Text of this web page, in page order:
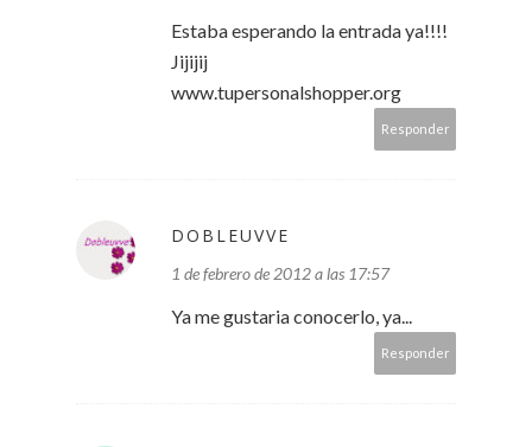
Estaba esperando la entrada ya!!!!
Jijijij
www.tupersonalshopper.org
Responder
DOBLEUVVE
1 de febrero de 2012 a las 17:57
Ya me gustaria conocerlo, ya...
Responder